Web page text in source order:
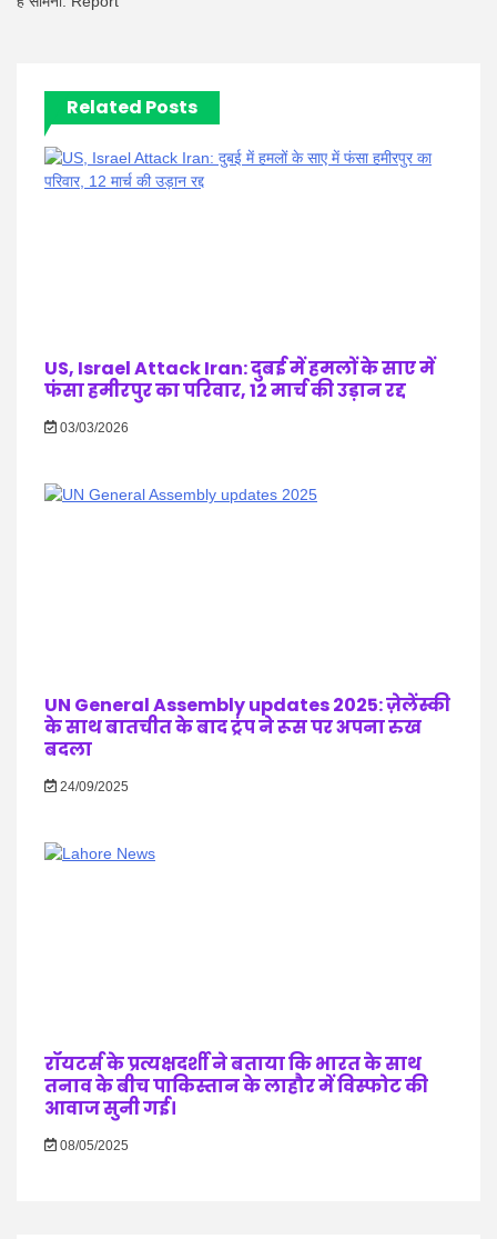
Related Posts
US, Israel Attack Iran: दुबई में हमलों के साए में
फंसा हमीरपुर का परिवार, 12 मार्च की उड़ान रद्द
03/03/2026
UN General Assembly updates 2025: ज़ेलेंस्की
के साथ बातचीत के बाद ट्रंप ने रूस पर अपना रुख
बदला
24/09/2025
रॉयटर्स के प्रत्यक्षदर्शी ने बताया कि भारत के साथ
तनाव के बीच पाकिस्तान के लाहौर में विस्फोट की
आवाज सुनी गई।
08/05/2025